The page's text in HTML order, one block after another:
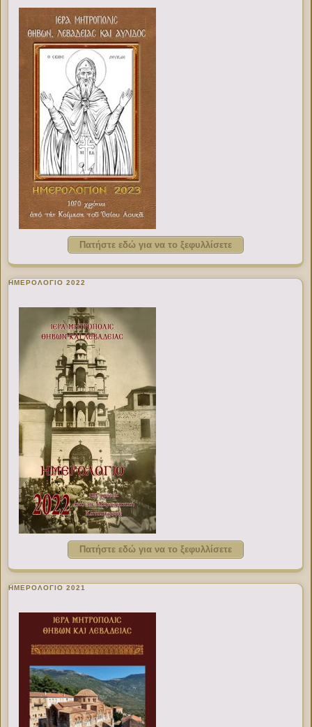
Πατήστε εδώ για να το ξεφυλλίσετε
ΗΜΕΡΟΛΟΓΙΟ 2022
Πατήστε εδώ για να το ξεφυλλίσετε
ΗΜΕΡΟΛΟΓΙΟ 2021